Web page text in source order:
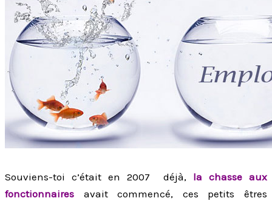
Souviens-toi c’était en 2007 déjà, la chasse aux
fonctionnaires avait commencé, ces petits êtres